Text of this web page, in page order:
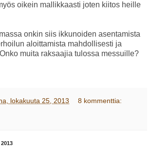
oikein mallikkaasti joten kiitos heille
onkin siis ikkunoiden asentamista
aloittamista mahdollisesti ja
muita raksaajia tulossa messuille?
lokakuuta 25, 2013 8 kommenttia: